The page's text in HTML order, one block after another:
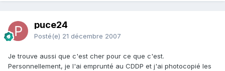
puce24
Posté(e) 21 décembre 2007
Je trouve aussi que c'est cher pour ce que c'est.
Personnellement, je l'ai emprunté au CDDP et j'ai photocopié les